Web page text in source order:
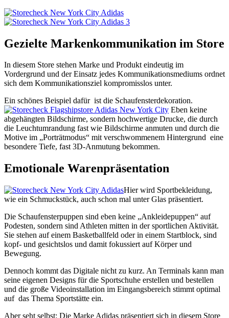
Gezielte Markenkommunikation im Store
In diesem Store stehen Marke und Produkt eindeutig im
Vordergrund und der Einsatz jedes Kommunikationsmediums ordnet
sich dem Kommunikationsziel kompromisslos unter.
Ein schönes Beispiel dafür ist die Schaufensterdekoration.
Eben keine
abgehängten Bildschirme, sondern hochwertige Drucke, die durch
die Leuchtumrandung fast wie Bildschirme anmuten und durch die
Motive im „Porträtmodus“ mit verschwommenem Hintergrund eine
besondere Tiefe, fast 3D-Anmutung bekommen.
Emotionale Warenpräsentation
Hier wird Sportbekleidung,
wie ein Schmuckstück, auch schon mal unter Glas präsentiert.
Die Schaufensterpuppen sind eben keine „Ankleidepuppen“ auf
Podesten, sondern sind Athleten mitten in der sportlichen Aktivität.
Sie stehen auf einem Basketballfeld oder in einem Startblock, sind
kopf- und gesichtslos und damit fokussiert auf Körper und
Bewegung.
Dennoch kommt das Digitale nicht zu kurz. An Terminals kann man
seine eigenen Designs für die Sportschuhe erstellen und bestellen
und die große Videoinstallation im Eingangsbereich stimmt optimal
auf das Thema Sportstätte ein.
Aber seht selbst: Die Marke Adidas präsentiert sich in diesem Store